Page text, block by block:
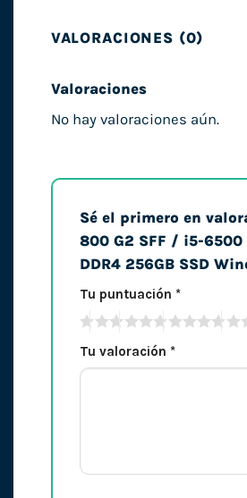
VALORACIONES (0)
Valoraciones
No hay valoraciones aún.
Sé el primero en
800 G2 SFF / i5-6500
DDR4 256GB SSD
Tu puntuación *
Tu valoración *